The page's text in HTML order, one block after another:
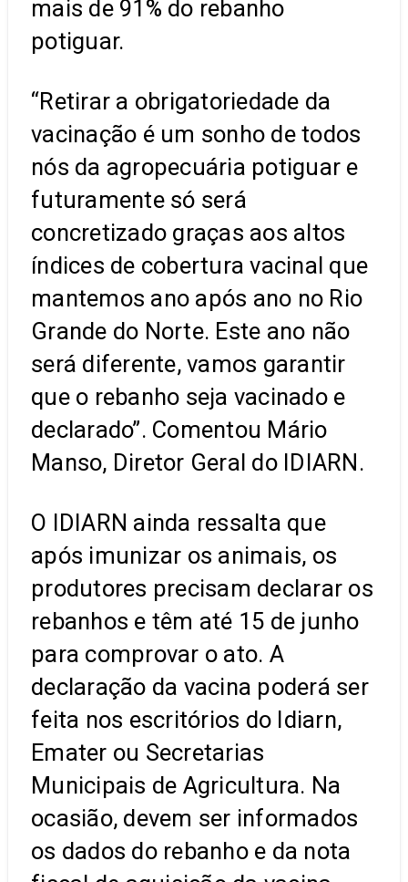
mais de 91% do rebanho
potiguar.
“Retirar a obrigatoriedade da
vacinação é um sonho de todos
nós da agropecuária potiguar e
futuramente só será
concretizado graças aos altos
índices de cobertura vacinal que
mantemos ano após ano no Rio
Grande do Norte. Este ano não
será diferente, vamos garantir
que o rebanho seja vacinado e
declarado”. Comentou Mário
Manso, Diretor Geral do IDIARN.
O IDIARN ainda ressalta que
após imunizar os animais, os
produtores precisam declarar os
rebanhos e têm até 15 de junho
para comprovar o ato. A
declaração da vacina poderá ser
feita nos escritórios do Idiarn,
Emater ou Secretarias
Municipais de Agricultura. Na
ocasião, devem ser informados
os dados do rebanho e da nota